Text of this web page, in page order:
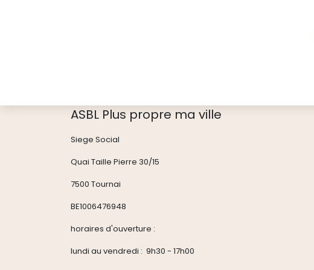
ASBL Plus propre ma ville
Siege Social
Quai Taille Pierre 30/15
7500 Tournai
BE1006476948
horaires d'ouverture :
lundi au vendredi : 9h30 - 17h00